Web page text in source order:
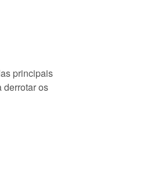
principais
derrotar os